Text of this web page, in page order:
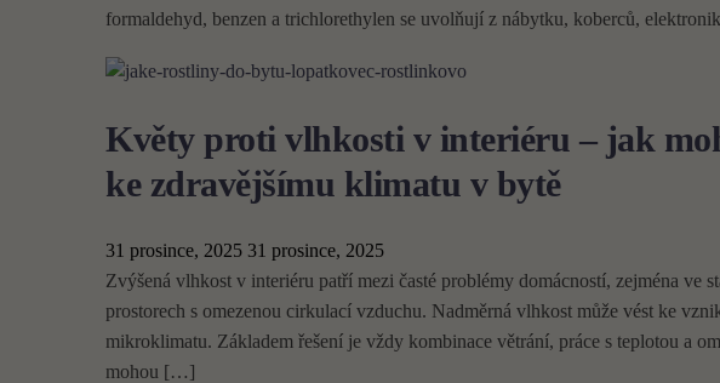
formaldehyd, benzen a trichlorethylen se uvolňují z nábytku, koberců,
Květy proti vlhkosti v interiéru – jak
ke zdravějšímu klimatu v bytě
31 prosince, 2025 31 prosince, 2025
Zvýšená vlhkost v interiéru patří mezi časté problémy domácností, zejména ve
prostorech s omezenou cirkulací vzduchu. Nadměrná vlhkost může vést ke
mikroklimatu. Základem řešení je vždy kombinace větrání, práce s teplotou a
mohou […]